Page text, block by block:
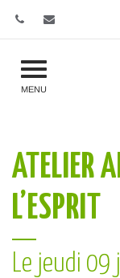
MENU
ATELIER
L’ESPRIT
Le jeudi 09